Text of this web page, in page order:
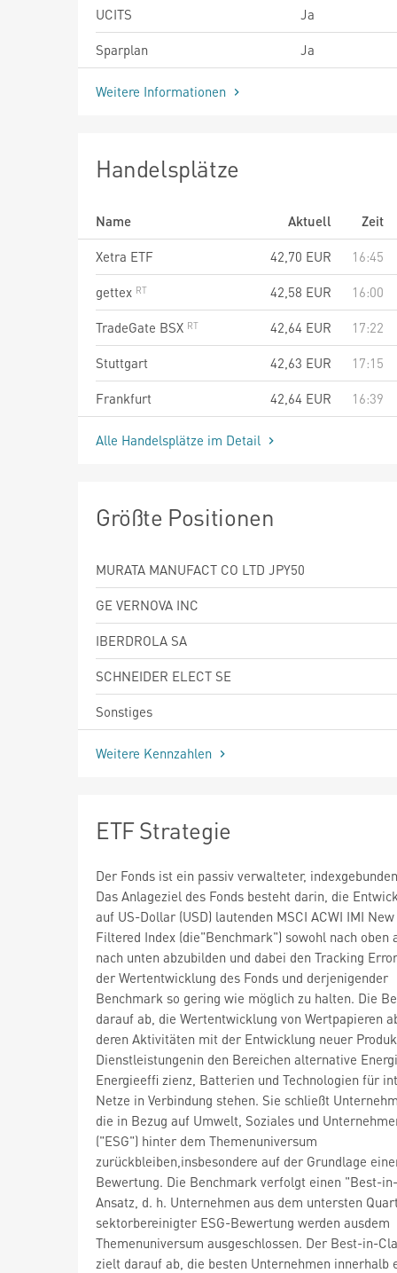
UCITS
Ja
Sparplan
Ja
Weitere Informationen
Handelsplätze
Name Aktuell
Zeit
Xetra ETF
42,70 EUR
16:45
gettex
42,58 EUR
16:00
TradeGate BSX
42,64 EUR
17:22
Stuttgart
42,63 EUR
17:15
Frankfurt
42,64 EUR 16:39
Alle Handelsplätze im Detail
Größte Positionen
MURATA MANUFACT CO LTD JPY50
GE VERNOVA INC
IBERDROLA SA
SCHNEIDER ELECT SE
Sonstiges
Weitere Kennzahlen
ETF Strategie
Der Fonds ist ein passiv verwalteter,
Das Anlageziel des Fonds besteht darin, die
auf US-Dollar (USD) lautenden MSCI ACWI IMI
Filtered Index (die"Benchmark") sowohl nach oben
nach unten abzubilden und dabei den Tracking
der Wertentwicklung des Fonds und derjenigender
Benchmark so gering wie möglich zu halten. Die
darauf ab, die Wertentwicklung von Wertpapieren
deren Aktivitäten mit der Entwicklung neuer
Dienstleistungenin den Bereichen alternative
Energieeffi zienz, Batterien und Technologien für
Netze in Verbindung stehen. Sie schließt
die in Bezug auf Umwelt, Soziales und
("ESG") hinter dem Themenuniversum
zurückbleiben,insbesondere auf der Grundlage
Bewertung. Die Benchmark verfolgt einen "Best-
Ansatz, d. h. Unternehmen aus dem untersten
sektorbereinigter ESG-Bewertung werden ausdem
Themenuniversum ausgeschlossen. Der Best-in-
zielt darauf ab, die besten Unternehmen innerhalb